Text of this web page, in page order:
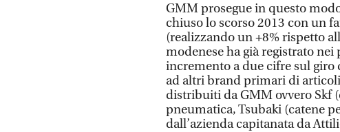
GMM prosegue in questo
chiuso lo scorso 2013 con un
(realizzando un +8% rispetto
modenese ha già registrato
incremento a due cifre sul giro
ad altri brand primari di
distribuiti da GMM ovvero Skf
pneumatica, Tsubaki (catene
dall’azienda capitanata da